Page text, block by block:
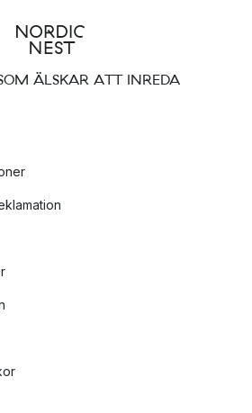
ÄLSKAR ATT INREDA